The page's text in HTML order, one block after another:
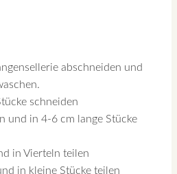
abschneiden und
schneiden
und in 4-6 cm lange Stücke
in Vierteln teilen
in kleine Stücke teilen